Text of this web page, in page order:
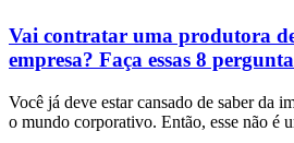
Vai contratar uma produtora
empresa? Faça essas 8
Você já deve estar cansado de saber da
o mundo corporativo. Então, esse não é